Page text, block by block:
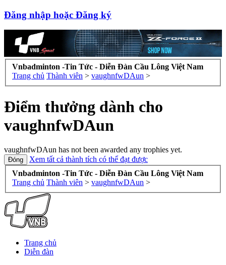
Đăng nhập hoặc Đăng ký
Vnbadminton -Tin Tức - Diễn Đàn Cầu Lông Việt Nam
Trang chủ Thành viên > vaughnfwDAun >
Điểm thưởng dành cho
vaughnfwDAun
vaughnfwDAun has not been awarded any trophies yet.
Xem tất cả thành tích có thể đạt được
Vnbadminton -Tin Tức - Diễn Đàn Cầu Lông Việt Nam
Trang chủ Thành viên > vaughnfwDAun >
Trang chủ
Diễn đàn